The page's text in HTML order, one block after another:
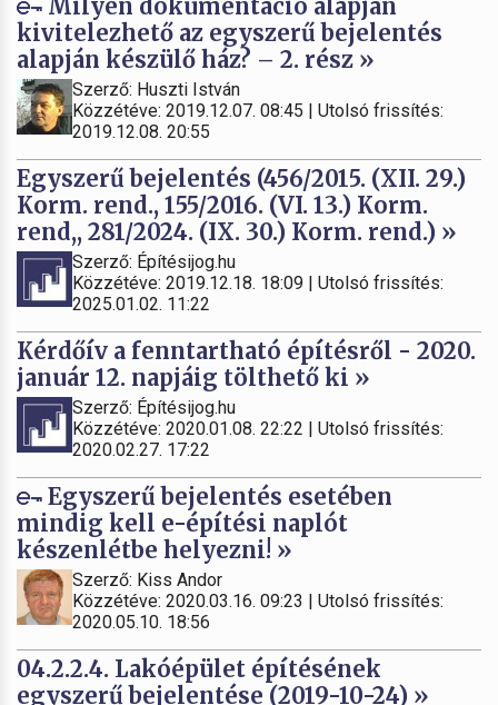
Milyen dokumentáció alapján
kivitelezhető az egyszerű bejelentés
alapján készülő ház? – 2. rész »
Szerző: Huszti István
Közzétéve: 2019.12.07. 08:45 | Utolsó frissítés:
2019.12.08. 20:55
Egyszerű bejelentés (456/2015. (XII. 29.)
Korm. rend., 155/2016. (VI. 13.) Korm.
rend,, 281/2024. (IX. 30.) Korm. rend.) »
Szerző: Építésijog.hu
Közzétéve: 2019.12.18. 18:09 | Utolsó frissítés:
2025.01.02. 11:22
Kérdőív a fenntartható építésről - 2020.
január 12. napjáig tölthető ki »
Szerző: Építésijog.hu
Közzétéve: 2020.01.08. 22:22 | Utolsó frissítés:
2020.02.27. 17:22
Egyszerű bejelentés esetében
mindig kell e-építési naplót
készenlétbe helyezni! »
Szerző: Kiss Andor
Közzétéve: 2020.03.16. 09:23 | Utolsó frissítés:
2020.05.10. 18:56
04.2.2.4. Lakóépület építésének
egyszerű bejelentése (2019-10-24) »